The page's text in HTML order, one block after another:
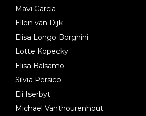
Mavi Garcia
Ellen van Dijk
Elisa Longo Borghini
Lotte Kopecky
Elisa Balsamo
Silvia Persico
Eli Iserbyt
Michael Vanthourenhout